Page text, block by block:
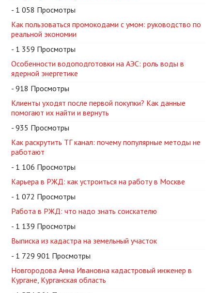
- 1 058 Просмотры
Как пользоваться промокодами с умом: руководство по
реальной экономии
- 1 359 Просмотры
Особенности водоподготовки на АЭС: роль воды в
ядерной энергетике
- 918 Просмотры
Клиенты уходят после первой покупки? Как данные
помогают их найти и вернуть
- 935 Просмотры
Как раскрутить ТГ канал: почему популярные методы не
работают
- 1 106 Просмотры
Карьера в РЖД: как устроиться на работу в Москве
- 1 072 Просмотры
Работа в РЖД: что надо знать соискателю
- 1 139 Просмотры
Выписка из кадастра на земельный участок
- 1 729 901 Просмотры
Новгородова Анна Ивановна кадастровый инженер в
Кургане, Курганская область